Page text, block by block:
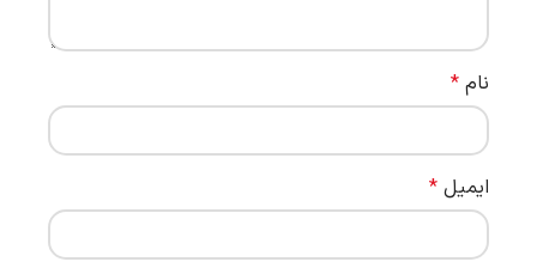
نام *
ایمیل *